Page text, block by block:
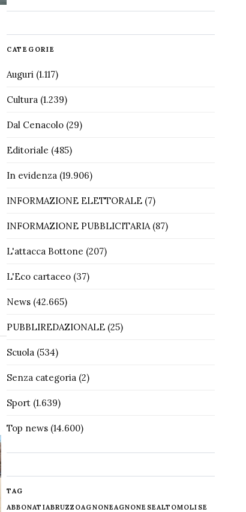
CATEGORIE
Auguri(1.117)
Cultura(1.239)
Dal Cenacolo(29)
Editoriale (485)
In evidenza(19.906)
INFORMAZIONE ELETTORALE(7)
INFORMAZIONE PUBBLICITARIA(87)
L'attacca Bottone (207)
L'Eco cartaceo(37)
News(42.665)
PUBBLIREDAZIONALE(25)
Scuola(534)
Senza categoria(2)
Sport(1.639)
Top news(14.600)
TAG
ABBONATIABRUZZOAGNONEAGNONESEALTOMOLISE